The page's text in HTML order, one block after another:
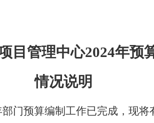
目管理中心2024年预
情况说明
部门预算编制工作已完成，现